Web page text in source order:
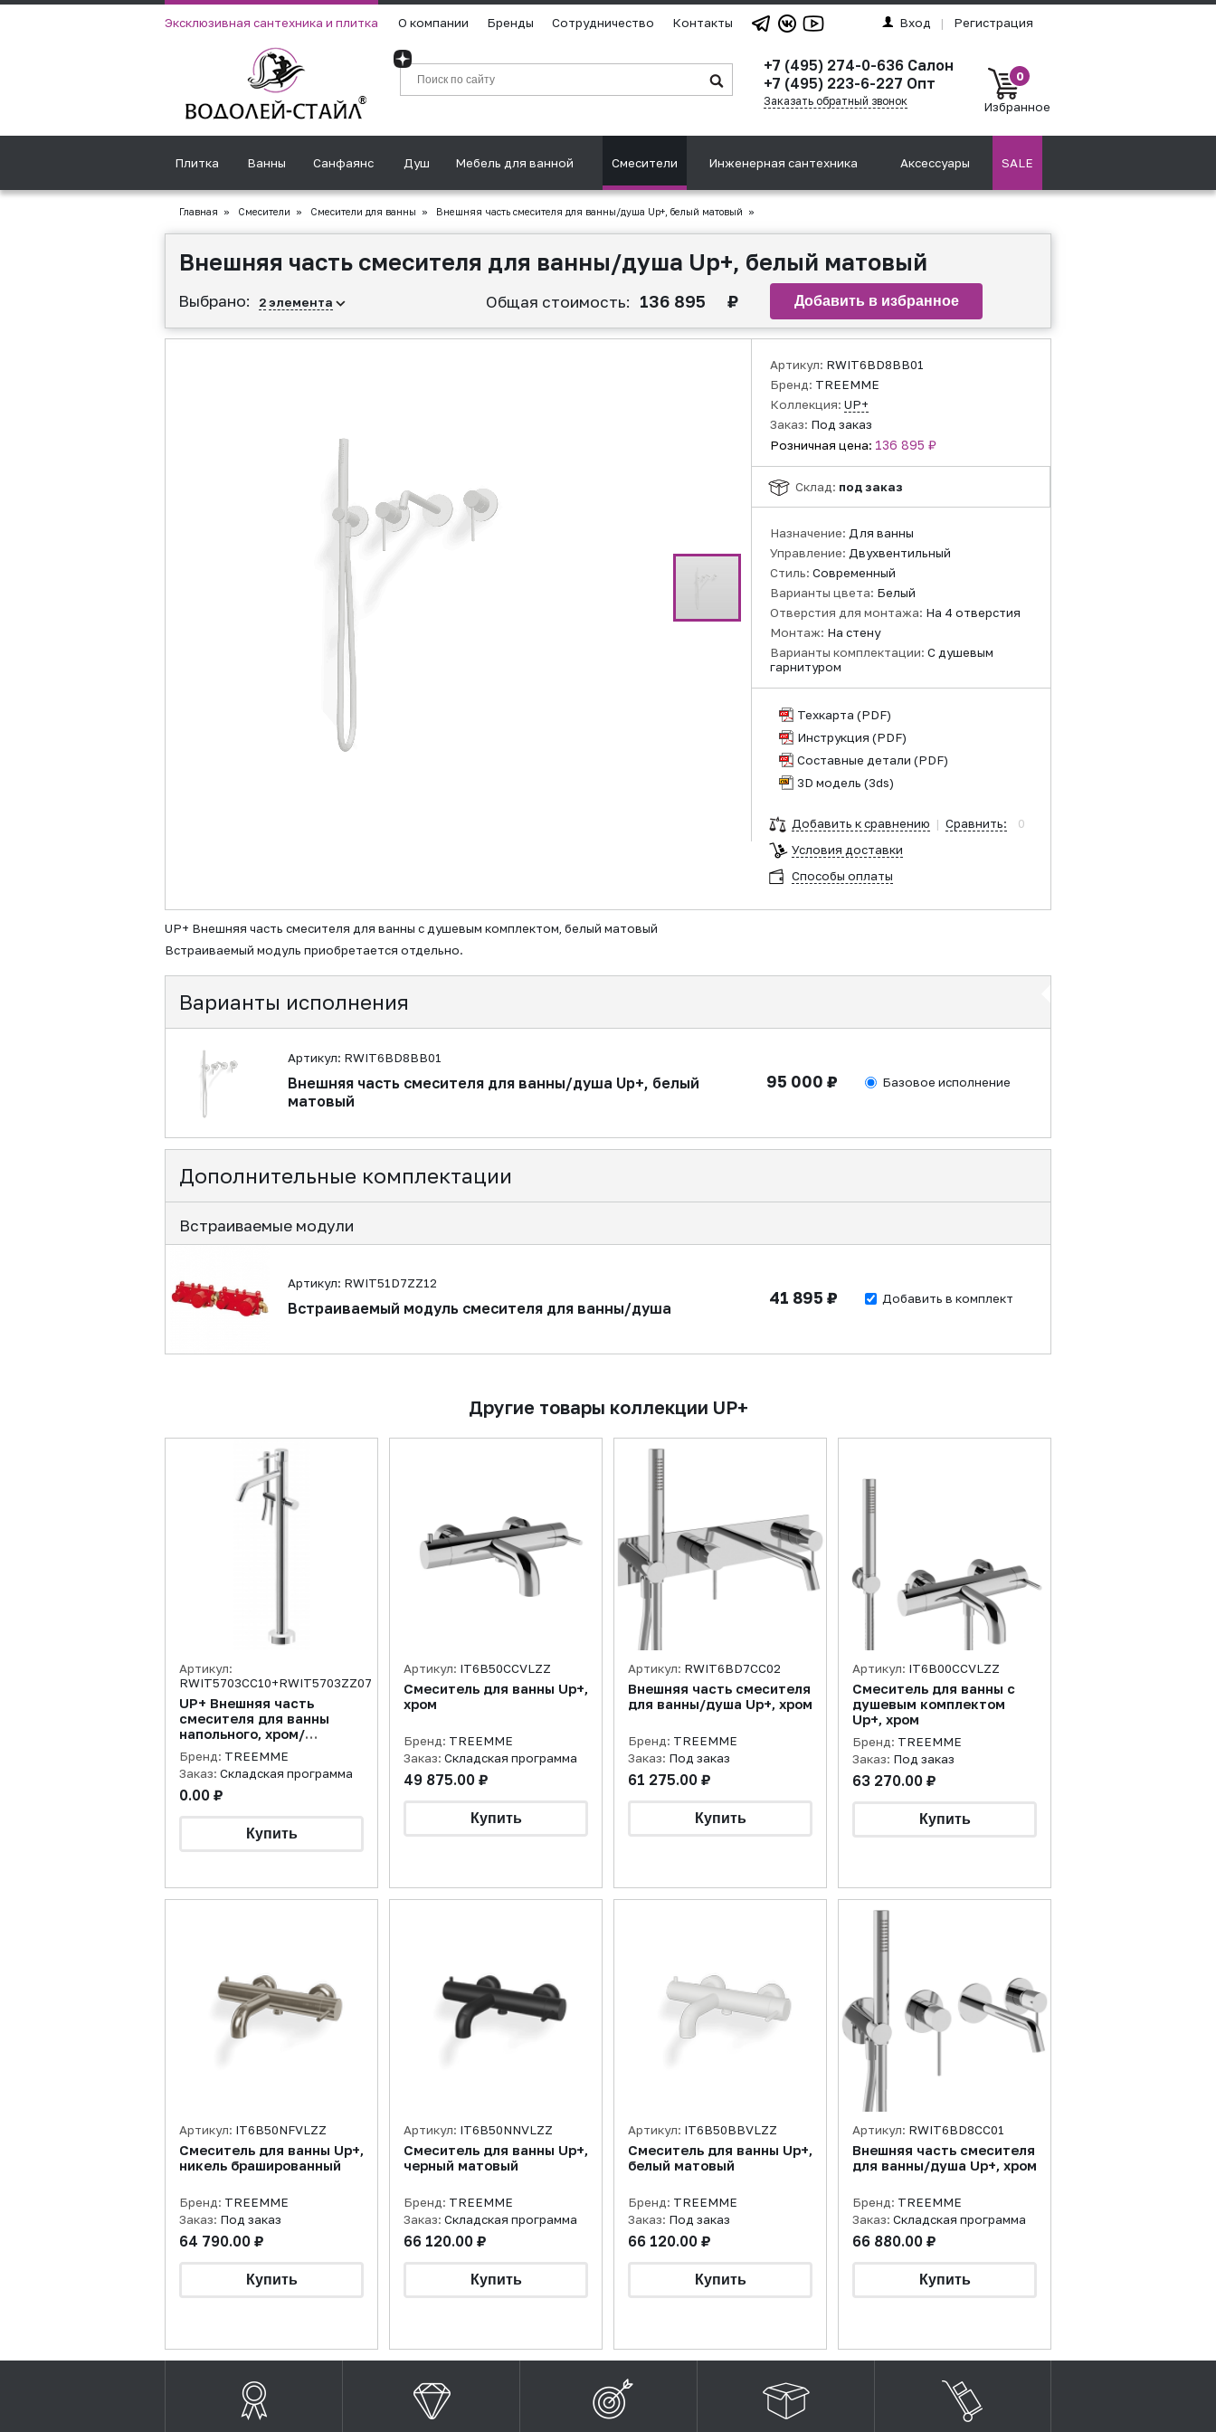
Эксклюзивная сантехника и плитка О компании Бренды Сотрудничество Контакты Вход | Регистрация
+7 (495) 274-0-636 Салон
+7 (495) 223-6-227 Опт
Заказать обратный звонок
0
Избранное
Плитка Ванны Санфаянс Душ Мебель для ванной Смесители Инженерная сантехника Аксессуары SALE
Главная » Смесители » Смесители для ванны » Внешняя часть смесителя для ванны/душа Up+, белый матовый »
Внешняя часть смесителя для ванны/душа Up+, белый матовый
Выбрано: 2элемента Общая стоимость: 136 895 ₽
Артикул: RWIT6BD8BB01
Бренд: TREEMME
Коллекция: UP+
Заказ: Под заказ
Розничная цена: 136 895 ₽
Склад: под заказ
Назначение: Для ванны
Управление: Двухвентильный
Стиль: Современный
Варианты цвета: Белый
Отверстия для монтажа: На 4 отверстия
Монтаж: На стену
Варианты комплектации: С душевым
гарнитуром
Техкарта (PDF)
Инструкция (PDF)
Составные детали (PDF)
3D модель (3ds)
Добавить к сравнению | Сравнить:
0
Условия доставки
Способы оплаты
UP+ Внешняя часть смесителя для ванны с душевым комплектом, белый матовый
Встраиваемый модуль приобретается отдельно.
Варианты исполнения
Артикул: RWIT6BD8BB01
Внешняя часть смесителя для ванны/душа Up+, белый
матовый
95 000 ₽ Базовое исполнение
Дополнительные комплектации
Встраиваемые модули
Артикул: RWIT51D7ZZ12
Встраиваемый модуль смесителя для ванны/душа
41 895 ₽ Добавить в комплект
Другие товары коллекции UP+
Артикул:
RWIT5703CC10+RWIT5703ZZ07
UP+ Внешняя часть
смесителя для ванны
напольного, хром/
Встраиваемая часть
Бренд: TREEMME
Заказ: Складская программа
0.00 ₽
Артикул: IT6B50CCVLZZ
Смеситель для ванны Up+,
хром
Бренд: TREEMME
Заказ: Складская программа
49 875.00 ₽
Артикул: RWIT6BD7CC02
Внешняя часть смесителя
для ванны/душа Up+, хром
Бренд: TREEMME
Заказ: Под заказ
61 275.00 ₽
Артикул: IT6B00CCVLZZ
Смеситель для ванны с
душевым комплектом
Up+, хром
Бренд: TREEMME
Заказ: Под заказ
63 270.00 ₽
Артикул: IT6B50NFVLZZ
Смеситель для ванны Up+,
никель брашированный
Бренд: TREEMME
Заказ: Под заказ
64 790.00 ₽
Артикул: IT6B50NNVLZZ
Смеситель для ванны Up+,
черный матовый
Бренд: TREEMME
Заказ: Складская программа
66 120.00 ₽
Артикул: IT6B50BBVLZZ
Смеситель для ванны Up+,
белый матовый
Бренд: TREEMME
Заказ: Под заказ
66 120.00 ₽
Артикул: RWIT6BD8CC01
Внешняя часть смесителя
для ванны/душа Up+, хром
Бренд: TREEMME
Заказ: Складская программа
66 880.00 ₽